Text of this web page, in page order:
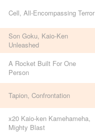
Cell, All-Encompassing Terror
Son Goku, Kaio-Ken
Unleashed
A Rocket Built For One
Person
Tapion, Confrontation
x20 Kaio-ken Kamehameha,
Mighty Blast